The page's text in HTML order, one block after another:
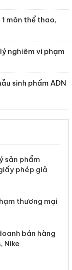
môn thể thao,
nghiêm vi phạm
sinh phẩm ADN
xử lý sản phẩm
giấy phép